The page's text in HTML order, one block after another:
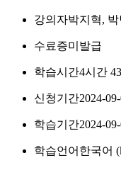
강의자박지혁,
수료증미발급
학습시간4시간
신청기간2024-
학습기간2024-
학습언어 한국어